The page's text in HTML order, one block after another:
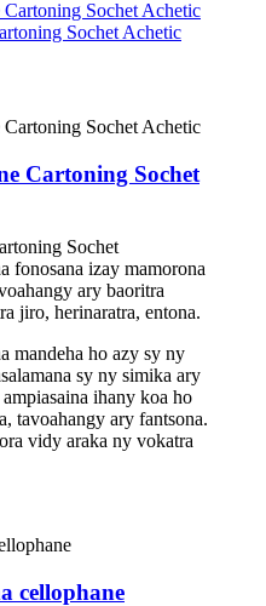
Sochet Achetic
Cartoning Sochet
Sochet
fonosana izay mamorona
ary baoritra
jiro, herinaratra, entona.
mandeha ho azy sy ny
sy ny simika ary
ihany koa ho
tavoahangy ary fantsona.
vidy araka ny vokatra
cellophane